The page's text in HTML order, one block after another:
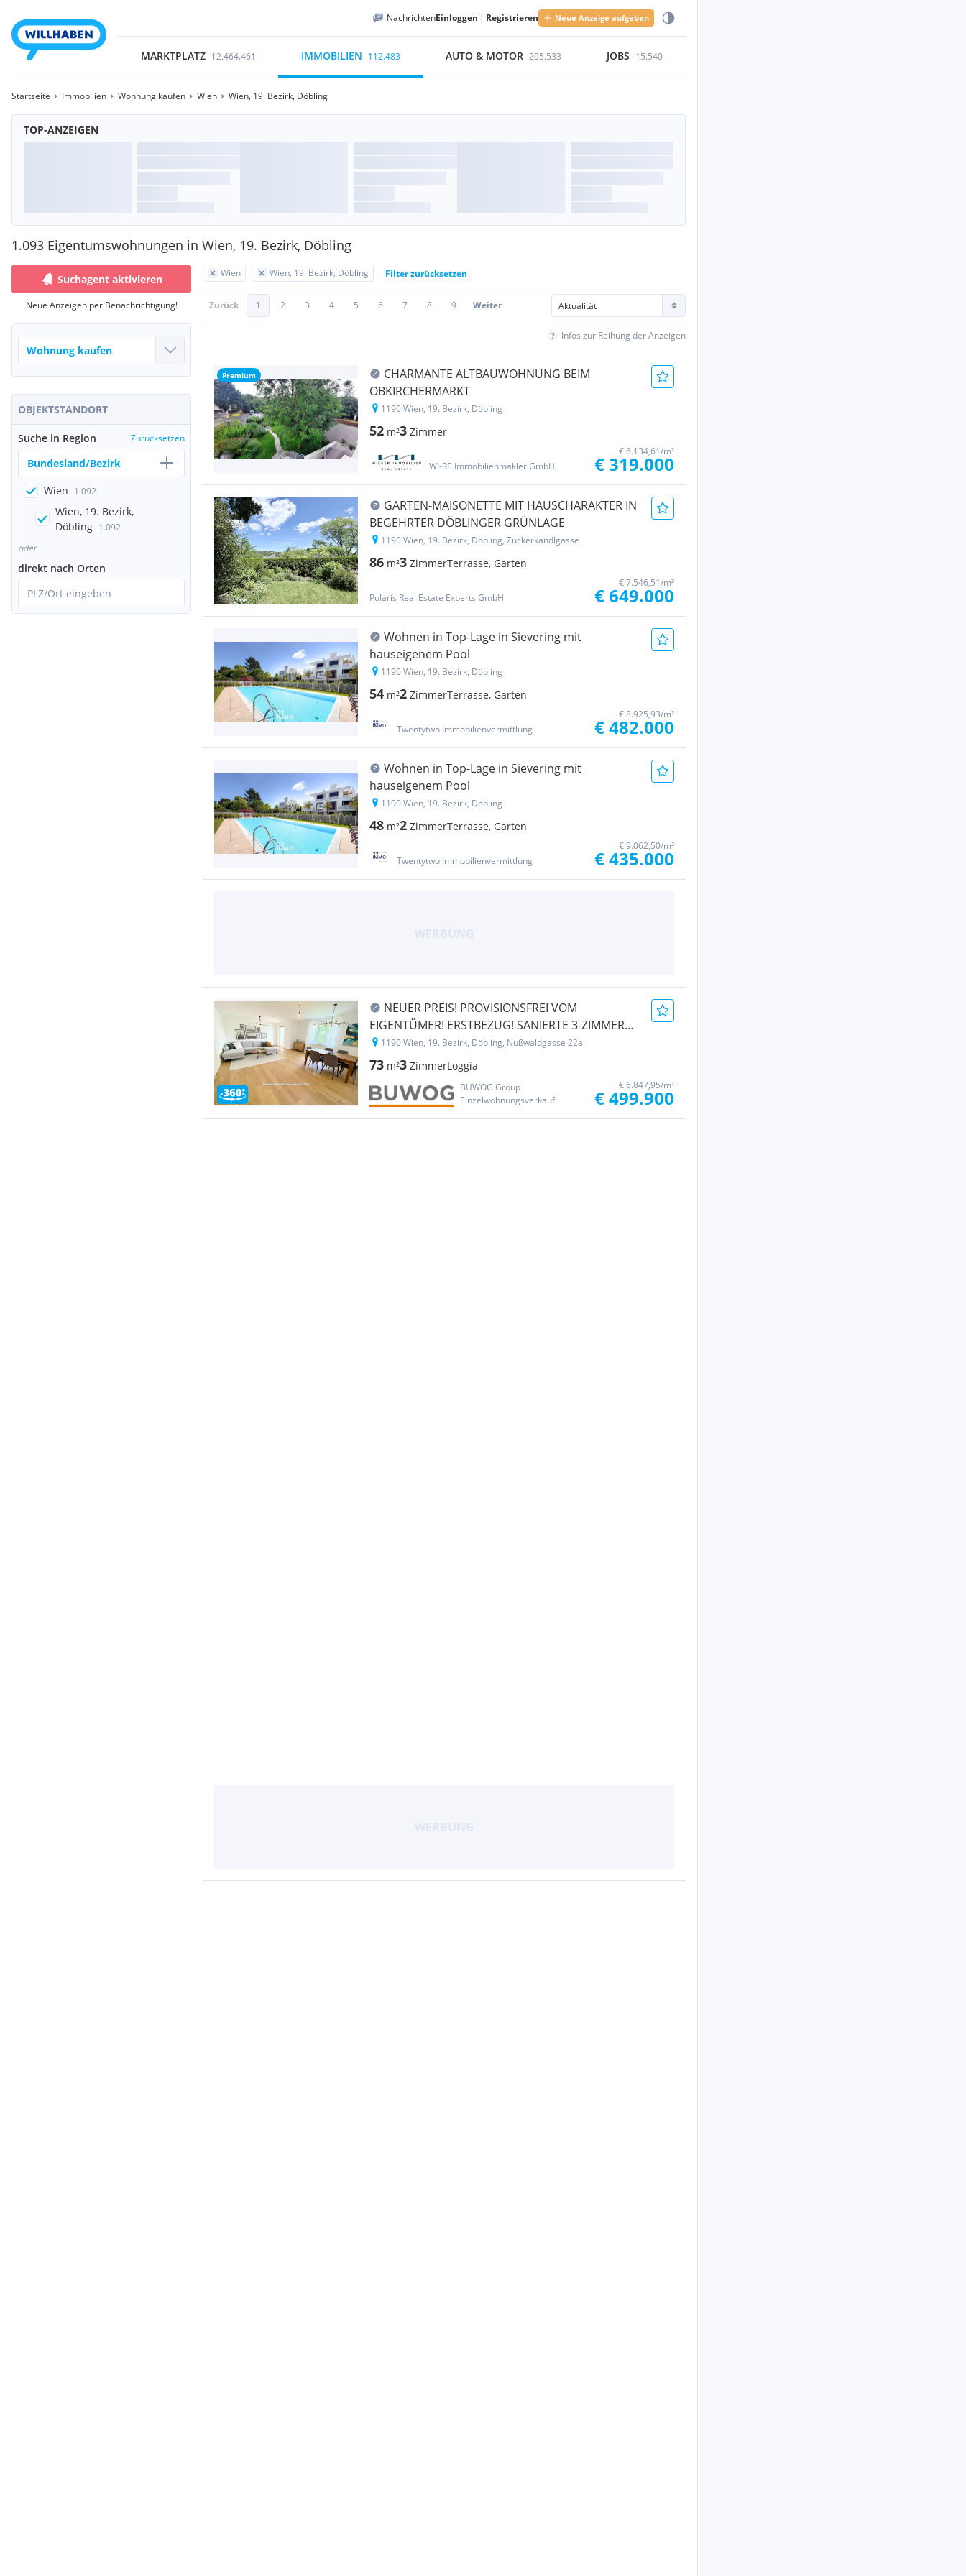
NachrichtenEinloggen | Registrieren Neue Anzeige aufgeben
MARKTPLATZ 12.464.461 IMMOBILIEN 112.483 AUTO & MOTOR 205.533 JOBS 15.540
Startseite Immobilien Wohnung kaufen Wien Wien, 19. Bezirk, Döbling
TOP-ANZEIGEN
1.093 Eigentumswohnungen in Wien, 19. Bezirk, Döbling
Suchagent aktivieren
Neue Anzeigen per Benachrichtigung!
OBJEKTSTANDORT
Suche in Region Zurücksetzen
Bundesland/Bezirk
Wien 1.092
Wien, 19. Bezirk,
Döbling 1.092
oder
direkt nach Orten
PLZ/Ort eingeben
Wien Wien, 19. Bezirk, Döbling Filter zurücksetzen
Zurück 1 2 3 4 5 6 7 8 9 Weiter
Infos zur Reihung der Anzeigen
Premium
CHARMANTE ALTBAUWOHNUNG BEIM
OBKIRCHERMARKT
1190 Wien, 19. Bezirk, Döbling
52 m²3 Zimmer
WI-RE Immobilienmakler GmbH
€ 6.134,61/m²
€ 319.000
GARTEN-MAISONETTE MIT HAUSCHARAKTER IN
BEGEHRTER DÖBLINGER GRÜNLAGE
1190 Wien, 19. Bezirk, Döbling, Zuckerkandlgasse
86 m²3 ZimmerTerrasse, Garten
Polaris Real Estate Experts GmbH
€ 7.546,51/m²
€ 649.000
Wohnen in Top-Lage in Sievering mit
hauseigenem Pool
1190 Wien, 19. Bezirk, Döbling
54 m²2 ZimmerTerrasse, Garten
Twentytwo Immobilienvermittlung
€ 8.925,93/m²
€ 482.000
Wohnen in Top-Lage in Sievering mit
hauseigenem Pool
1190 Wien, 19. Bezirk, Döbling
48 m²2 ZimmerTerrasse, Garten
Twentytwo Immobilienvermittlung
€ 9.062,50/m²
€ 435.000
NEUER PREIS! PROVISIONSFREI VOM
EIGENTÜMER! ERSTBEZUG! SANIERTE 3-ZIMMER
WOHNUNG MIT LOGGIA NÄHE RUDOLFINERHAUS!
1190 Wien, 19. Bezirk, Döbling, Nußwaldgasse 22a
73 m²3 ZimmerLoggia
BUWOG Group
Einzelwohnungsverkauf
€ 6.847,95/m²
€ 499.900